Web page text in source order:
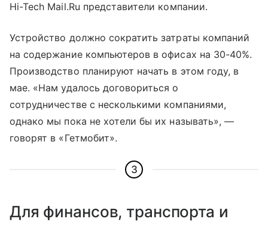
Hi-Tech Mail.Ru представители компании.
Устройство должно сократить затраты компаний
на содержание компьютеров в офисах на 30-40%.
Производство планируют начать в этом году, в
мае. «Нам удалось договориться о
сотрудничестве с несколькими компаниями,
однако мы пока не хотели бы их называть», —
говорят в «Гетмобит».
3
Для финансов, транспорта и